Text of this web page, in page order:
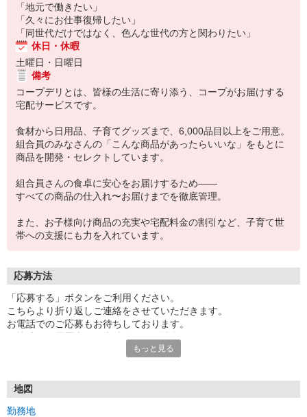
「地元で働きたい」
「久々にお仕事復帰したい」
「同世代だけではなく、色んな世代の方と関わりたい」
休日・休暇
土曜日・日曜日
備考
コープデリとは、皆様の生活に寄り添う、コープがお届けする
宅配サービスです。
食材から日用品、子育てグッズまで、6,000品目以上をご用意。
組合員のみなさんの「こんな商品があったらいいな」をもとに
商品を開発・セレクトしています。
組合員さんの食卓に安心をお届けするため――
すべての商品の仕入れ〜お届けまでを徹底管理。
また、お子様向け商品の充実や宅配料金の割引など、子育て世
帯への支援にも力を入れています。
応募方法
「応募する」ボタンをご利用ください。
こちらより折り返しご連絡をさせていただきます。
お電話でのご応募もお待ちしております。
※電話受付／10時〜20時、土・日・祝日10時〜18時
御応募頂いてから最短3日で面接をさせて頂きます。
もっと見る
地図
勤務地